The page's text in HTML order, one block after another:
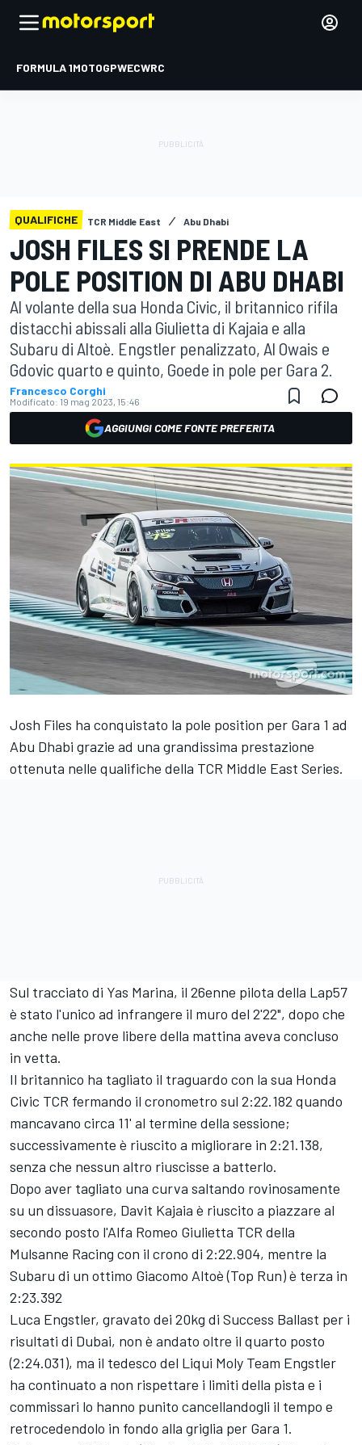
FORMULA 1MOTOGPWECWRC
QUALIFICHE TCR Middle East Abu Dhabi
JOSH FILES SI PRENDE LA
POLE POSITION DI ABU DHABI
Al volante della sua Honda Civic, il britannico rifila
distacchi abissali alla Giulietta di Kajaia e alla
Subaru di Altoè. Engstler penalizzato, Al Owais e
Gdovic quarto e quinto, Goede in pole per Gara 2.
Francesco Corghi
Modificato: 19 mag 2023, 15:46
AGGIUNGI COME FONTE PREFERITA
Josh Files ha conquistato la pole position per Gara 1 ad
Abu Dhabi grazie ad una grandissima prestazione
ottenuta nelle qualifiche della TCR Middle East Series.
Sul tracciato di Yas Marina, il 26enne pilota della Lap57
è stato l'unico ad infrangere il muro del 2'22", dopo che
anche nelle prove libere della mattina aveva concluso
in vetta.
Il britannico ha tagliato il traguardo con la sua Honda
Civic TCR fermando il cronometro sul 2:22.182 quando
mancavano circa 11' al termine della sessione;
successivamente è riuscito a migliorare in 2:21.138,
senza che nessun altro riuscisse a batterlo.
Dopo aver tagliato una curva saltando rovinosamente
su un dissuasore, Davit Kajaia è riuscito a piazzare al
secondo posto l'Alfa Romeo Giulietta TCR della
Mulsanne Racing con il crono di 2:22.904, mentre la
Subaru di un ottimo Giacomo Altoè (Top Run) è terza in
2:23.392
Luca Engstler, gravato dei 20kg di Success Ballast per i
risultati di Dubai, non è andato oltre il quarto posto
(2:24.031), ma il tedesco del Liqui Moly Team Engstler
ha continuato a non rispettare i limiti della pista e i
commissari lo hanno punito cancellandogli il tempo e
retrocedendolo in fondo alla griglia per Gara 1.